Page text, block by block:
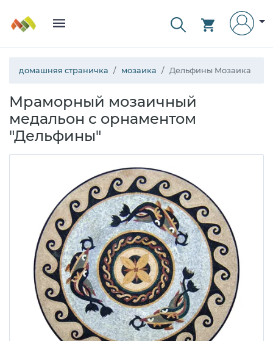
домашняя страничка мозаика Дельфины Мозаика
Мраморный мозаичный
медальон с орнаментом
"Дельфины"